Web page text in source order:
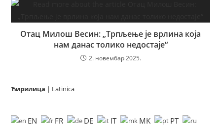
Отац Милош Весин: „Трпљење је врлина која
нам данас толико недостаје“
2. новембар 2025.
Ћирилица | Latinica
EN FR DE IT MK
PT